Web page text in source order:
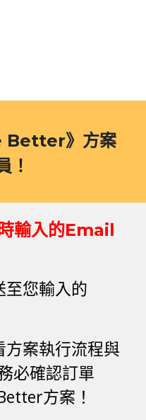
Better》方案
！
輸入的Email
您輸入的
案執行流程與
必確認訂單
方案！